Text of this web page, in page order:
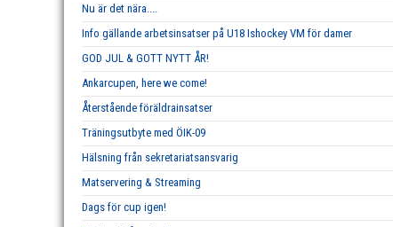
Nu är det nära....
Info gällande arbetsinsatser på U18 Ishockey VM för damer
GOD JUL & GOTT NYTT ÅR!
Ankarcupen, here we come!
Återstående föräldrainsatser
Träningsutbyte med ÖIK-09
Hälsning från sekretariatsansvarig
Matservering & Streaming
Dags för cup igen!